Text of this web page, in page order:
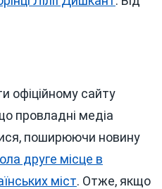
офіційному сайту
провладні медіа
поширюючи новину
друге місце в
міст. Отже, якщо